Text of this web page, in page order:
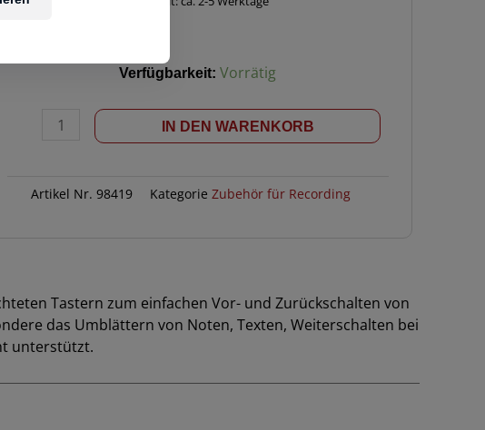
Verfügbarkeit: Vorrätig
BlueTurn
IN DEN WARENKORB
Artikel Nr.98419 Kategorie Zubehör für Recording
Tastern zum einfachen Vor- und Zurückschalten von
das Umblättern von Noten, Texten, Weiterschalten bei
unterstützt.